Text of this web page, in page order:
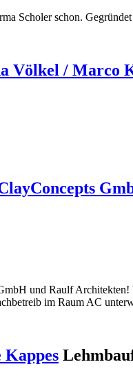
Scholer schon.
Völkel / Marco
und Raulf
im Raum AC
Kappes